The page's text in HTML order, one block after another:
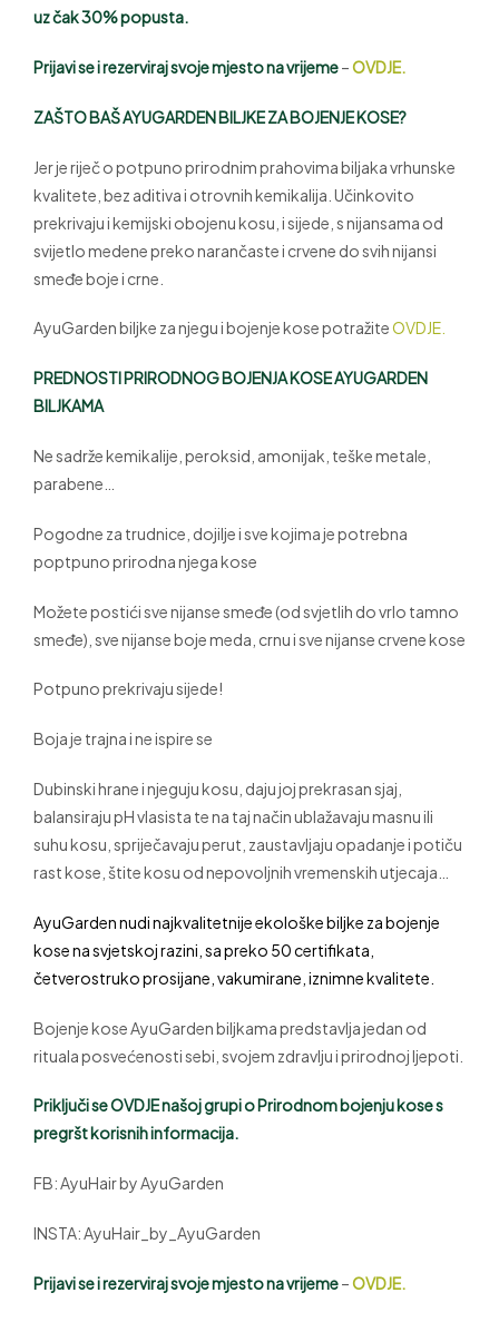
uz čak 30% popusta.
Prijavi se i rezerviraj svoje mjesto na vrijeme–OVDJE.
ZAŠTO BAŠ AYUGARDEN BILJKE ZA BOJENJE KOSE?
Jer je riječ o potpuno prirodnim prahovima biljaka vrhunske
kvalitete, bez aditiva i otrovnih kemikalija. Učinkovito
prekrivaju i kemijski obojenu kosu, i sijede, s nijansama od
svijetlo medene preko narančaste i crvene do svih nijansi
smeđe boje i crne.
AyuGarden biljke za njegu i bojenje kose potražiteOVDJE.
PREDNOSTI PRIRODNOG BOJENJA KOSE AYUGARDEN
BILJKAMA
Ne sadrže kemikalije, peroksid, amonijak, teške metale,
parabene…
Pogodne za trudnice, dojilje i sve kojima je potrebna
poptpuno prirodna njega kose
Možete postići sve nijanse smeđe (od svjetlih do vrlo tamno
smeđe), sve nijanse boje meda, crnu i sve nijanse crvene kose
Potpuno prekrivaju sijede!
Boja je trajna i ne ispire se
Dubinski hrane i njeguju kosu, daju joj prekrasan sjaj,
balansiraju pH vlasista te na taj način ublažavaju masnu ili
suhu kosu, spriječavaju perut, zaustavljaju opadanje i potiču
rast kose, štite kosu od nepovoljnih vremenskih utjecaja…
AyuGarden nudi najkvalitetnije ekološke biljke za bojenje
kose na svjetskoj razini, sa preko 50 certifikata,
četverostruko prosijane, vakumirane, iznimne kvalitete.
Bojenje kose AyuGarden biljkama predstavlja jedan od
rituala posvećenosti sebi, svojem zdravlju i prirodnoj ljepoti.
Priključi se OVDJE našoj grupi o Prirodnom bojenju kose s
pregršt korisnih informacija.
FB: AyuHair by AyuGarden
INSTA: AyuHair_by_AyuGarden
Prijavi se i rezerviraj svoje mjesto na vrijeme–OVDJE.